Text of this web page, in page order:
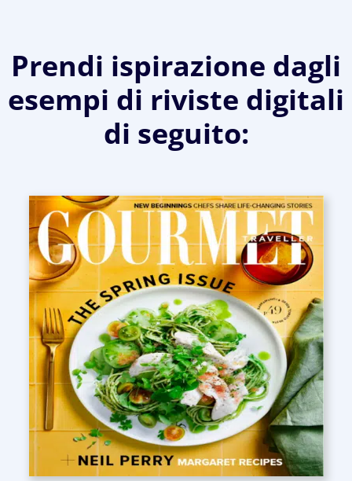
Prendi ispirazione dagli
esempi di riviste digitali
di seguito: